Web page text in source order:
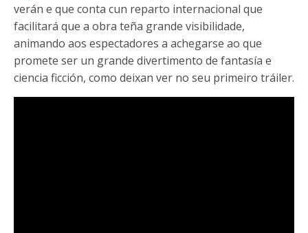
verán e que conta cun reparto internacional que
facilitará que a obra teña grande visibilidade,
animando aos espectadores a achegarse ao que
promete ser un grande divertimento de fantasía e
ciencia ficción, como deixan ver no seu primeiro tráiler.